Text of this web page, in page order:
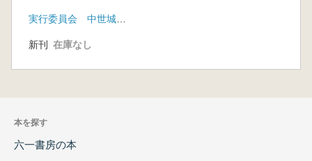
実行委員会 中世城郭研究会
新刊 在庫なし
本を探す
六一書房の本